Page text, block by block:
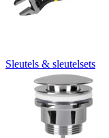
Sleutels & sleutelsets